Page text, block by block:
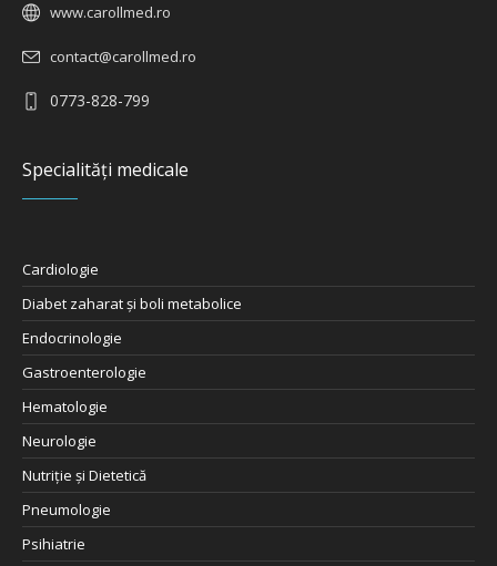
www.carollmed.ro
contact@carollmed.ro
0773-828-799
Specialități medicale
Cardiologie
Diabet zaharat şi boli metabolice
Endocrinologie
Gastroenterologie
Hematologie
Neurologie
Nutriţie şi Dietetică
Pneumologie
Psihiatrie